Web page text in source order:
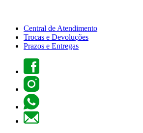
Central de Atendimento
Trocas e Devoluções
Prazos e Entregas